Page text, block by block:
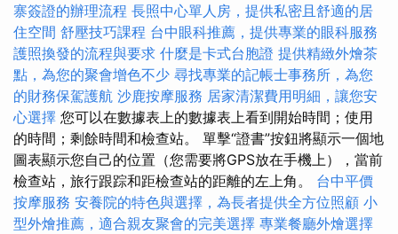
寨簽證的辦理流程 長照中心單人房，提供私密且舒適的居
住空間 舒壓技巧課程 台中眼科推薦，提供專業的眼科服務
護照換發的流程與要求 什麼是卡式台胞證 提供精緻外燴茶
點，為您的聚會增色不少 尋找專業的記帳士事務所，為您
的財務保駕護航 沙鹿按摩服務 居家清潔費用明細，讓您安
心選擇 您可以在數據表上的數據表上看到開始時間；使用
的時間；剩餘時間和檢查站。 單擊“證書”按鈕將顯示一個地
圖表顯示您自己的位置（您需要將GPS放在手機上），當前
檢查站，旅行跟踪和距檢查站的距離的左上角。 台中平價
按摩服務 安養院的特色與選擇，為長者提供全方位照顧 小
型外燴推薦，適合親友聚會的完美選擇 專業餐廳外燴選擇